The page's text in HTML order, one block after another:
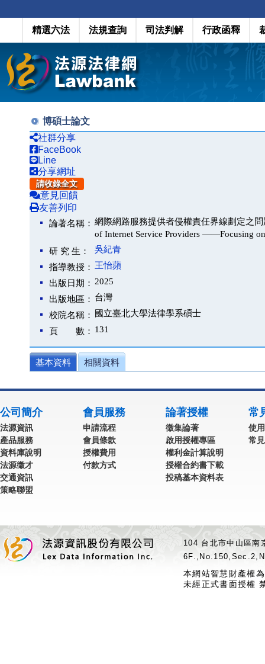
精選六法 法規查詢 司法判解 行政函釋
博碩士論文
社群分享
FaceBook
Line
分享網址
請收錄全文
意見回饋
友善列印
論著名稱： 網際網路服務提供者侵權責任界線劃定之
of Internet Service Providers ——Focusing
研 究 生：
吳紀青
指導教授： 王怡蘋
出版日期： 2025
出版地區： 台灣
校院名稱：
國立臺北大學法律學系碩士
頁 數： 131
基本資料 相關資料
公司簡介
法源資訊
產品服務
資料庫說明
法源徵才
交通資訊
策略聯盟
會員服務
申請流程
會員條款
授權費用
付款方式
論著授權
徵集論著
啟用授權專區
權利金計算說明
授權合約書下載
投稿基本資料表
常
使
常
104 台北市中山區
本網站智慧財產權
未經正式書面授權